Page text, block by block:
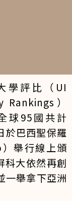
學評比（UI
）
球95國共計
於巴西聖保羅
舉行線上頒
科大依然再創
一舉拿下亞洲